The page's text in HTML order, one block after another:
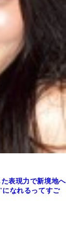
表現力で新境地へ
になれるってすご